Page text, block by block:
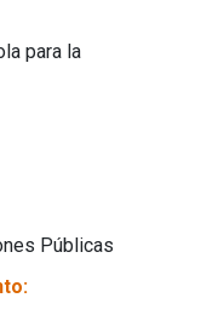
para la
Públicas